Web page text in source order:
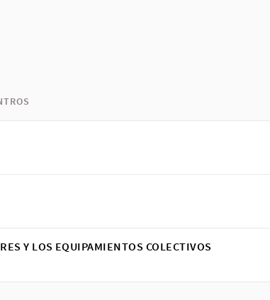
Y LOS EQUIPAMIENTOS COLECTIVOS